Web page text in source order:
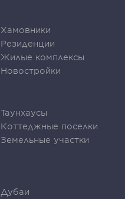
Хамовники
Резиденции
Жилые комплексы
Новостройки
Таунхаусы
Коттеджные поселки
Земельные участки
Дубаи